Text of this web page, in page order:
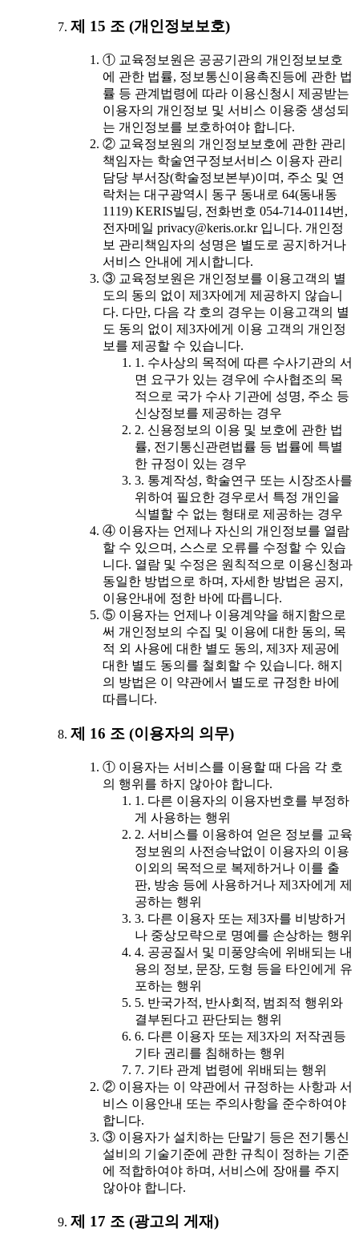
제 15 조 (개인정보보호)
① 교육정보원은 공공기관의 개인정보보호
에 관한 법률, 정보통신이용촉진등에 관한 법
률 등 관계법령에 따라 이용신청시 제공받는
이용자의 개인정보 및 서비스 이용중 생성되
는 개인정보를 보호하여야 합니다.
② 교육정보원의 개인정보보호에 관한 관리
책임자는 학술연구정보서비스 이용자 관리
담당 부서장(학술정보본부)이며, 주소 및 연
락처는 대구광역시 동구 동내로 64(동내동
1119) KERIS빌딩, 전화번호 054-714-0114번,
전자메일 privacy@keris.or.kr 입니다. 개인정
보 관리책임자의 성명은 별도로 공지하거나
서비스 안내에 게시합니다.
③ 교육정보원은 개인정보를 이용고객의 별
도의 동의 없이 제3자에게 제공하지 않습니
다. 다만, 다음 각 호의 경우는 이용고객의 별
도 동의 없이 제3자에게 이용 고객의 개인정
보를 제공할 수 있습니다.
1. 수사상의 목적에 따른 수사기관의 서
면 요구가 있는 경우에 수사협조의 목
적으로 국가 수사 기관에 성명, 주소 등
신상정보를 제공하는 경우
2. 신용정보의 이용 및 보호에 관한 법
률, 전기통신관련법률 등 법률에 특별
한 규정이 있는 경우
3. 통계작성, 학술연구 또는 시장조사를
위하여 필요한 경우로서 특정 개인을
식별할 수 없는 형태로 제공하는 경우
④ 이용자는 언제나 자신의 개인정보를 열람
할 수 있으며, 스스로 오류를 수정할 수 있습
니다. 열람 및 수정은 원칙적으로 이용신청과
동일한 방법으로 하며, 자세한 방법은 공지,
이용안내에 정한 바에 따릅니다.
⑤ 이용자는 언제나 이용계약을 해지함으로
써 개인정보의 수집 및 이용에 대한 동의, 목
적 외 사용에 대한 별도 동의, 제3자 제공에
대한 별도 동의를 철회할 수 있습니다. 해지
의 방법은 이 약관에서 별도로 규정한 바에
따릅니다.
제 16 조 (이용자의 의무)
① 이용자는 서비스를 이용할 때 다음 각 호
의 행위를 하지 않아야 합니다.
1. 다른 이용자의 이용자번호를 부정하
게 사용하는 행위
2. 서비스를 이용하여 얻은 정보를 교육
정보원의 사전승낙없이 이용자의 이용
이외의 목적으로 복제하거나 이를 출
판, 방송 등에 사용하거나 제3자에게 제
공하는 행위
3. 다른 이용자 또는 제3자를 비방하거
나 중상모략으로 명예를 손상하는 행위
4. 공공질서 및 미풍양속에 위배되는 내
용의 정보, 문장, 도형 등을 타인에게 유
포하는 행위
5. 반국가적, 반사회적, 범죄적 행위와
결부된다고 판단되는 행위
6. 다른 이용자 또는 제3자의 저작권등
기타 권리를 침해하는 행위
7. 기타 관계 법령에 위배되는 행위
② 이용자는 이 약관에서 규정하는 사항과 서
비스 이용안내 또는 주의사항을 준수하여야
합니다.
③ 이용자가 설치하는 단말기 등은 전기통신
설비의 기술기준에 관한 규칙이 정하는 기준
에 적합하여야 하며, 서비스에 장애를 주지
않아야 합니다.
제 17 조 (광고의 게재)